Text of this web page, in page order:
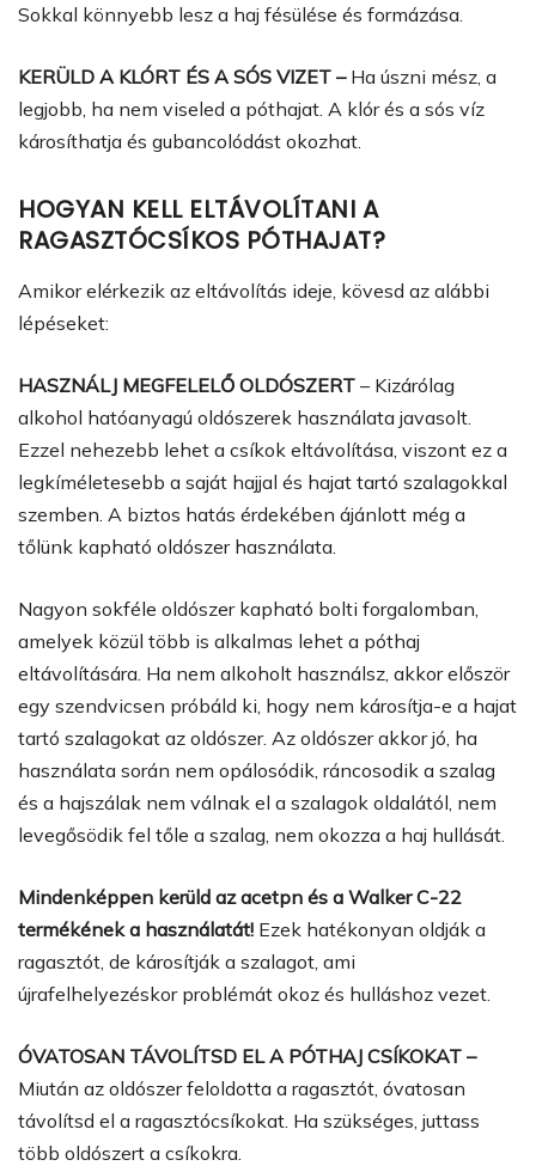
Sokkal könnyebb lesz a haj fésülése és formázása.
KERÜLD A KLÓRT ÉS A SÓS VIZET –Ha úszni mész, a
legjobb, ha nem viseled a póthajat. A klór és a sós víz
károsíthatja és gubancolódást okozhat.
HOGYAN KELL ELTÁVOLÍTANI A
RAGASZTÓCSÍKOS PÓTHAJAT?
Amikor elérkezik az eltávolítás ideje, kövesd az alábbi
lépéseket:
HASZNÁLJ MEGFELELŐ OLDÓSZERT – Kizárólag
alkohol hatóanyagú oldószerek használata javasolt.
Ezzel nehezebb lehet a csíkok eltávolítása, viszont ez a
legkíméletesebb a saját hajjal és hajat tartó szalagokkal
szemben. A biztos hatás érdekében ájánlott még a
tőlünk kapható oldószer használata.
Nagyon sokféle oldószer kapható bolti forgalomban,
amelyek közül több is alkalmas lehet a póthaj
eltávolítására. Ha nem alkoholt használsz, akkor először
egy szendvicsen próbáld ki, hogy nem károsítja-e a hajat
tartó szalagokat az oldószer. Az oldószer akkor jó, ha
használata során nem opálosódik, ráncosodik a szalag
és a hajszálak nem válnak el a szalagok oldalától, nem
levegősödik fel tőle a szalag, nem okozza a haj hullását.
Mindenképpen kerüld az acetpn és a Walker C-22
termékének a használatát! Ezek hatékonyan oldják a
ragasztót, de károsítják a szalagot, ami
újrafelhelyezéskor problémát okoz és hulláshoz vezet.
ÓVATOSAN TÁVOLÍTSD EL A PÓTHAJ CSÍKOKAT –
Miután az oldószer feloldotta a ragasztót, óvatosan
távolítsd el a ragasztócsíkokat. Ha szükséges, juttass
több oldószert a csíkokra.